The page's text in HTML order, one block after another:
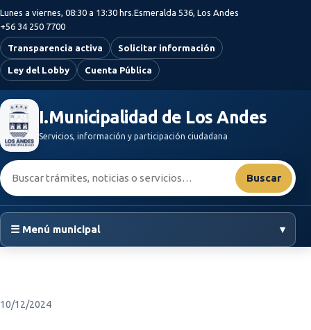
Saltar al contenido principal
Lunes a viernes, 08:30 a 13:30 hrs.Esmeralda 536, Los Andes
+56 34 250 7700
Transparencia activa Solicitar información
Ley del Lobby Cuenta Pública
I.Municipalidad de Los Andes
Servicios, información y participación ciudadana
Buscar:
Buscar
☰ Menú municipal ▾
10/12/2024